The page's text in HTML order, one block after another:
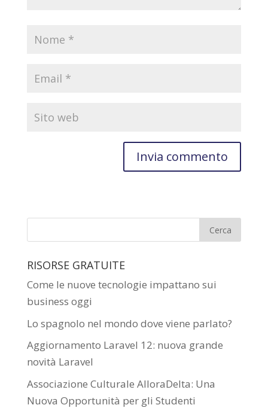
RISORSE GRATUITE
Come le nuove tecnologie impattano sui
business oggi
Lo spagnolo nel mondo dove viene parlato?
Aggiornamento Laravel 12: nuova grande
novità Laravel
Associazione Culturale AlloraDelta: Una
Nuova Opportunità per gli Studenti